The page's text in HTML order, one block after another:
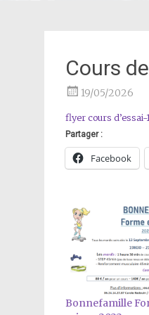
Cours
19/05/2026
flyer cours d’essai-1
Partager :
Facebook
Bonnefamille